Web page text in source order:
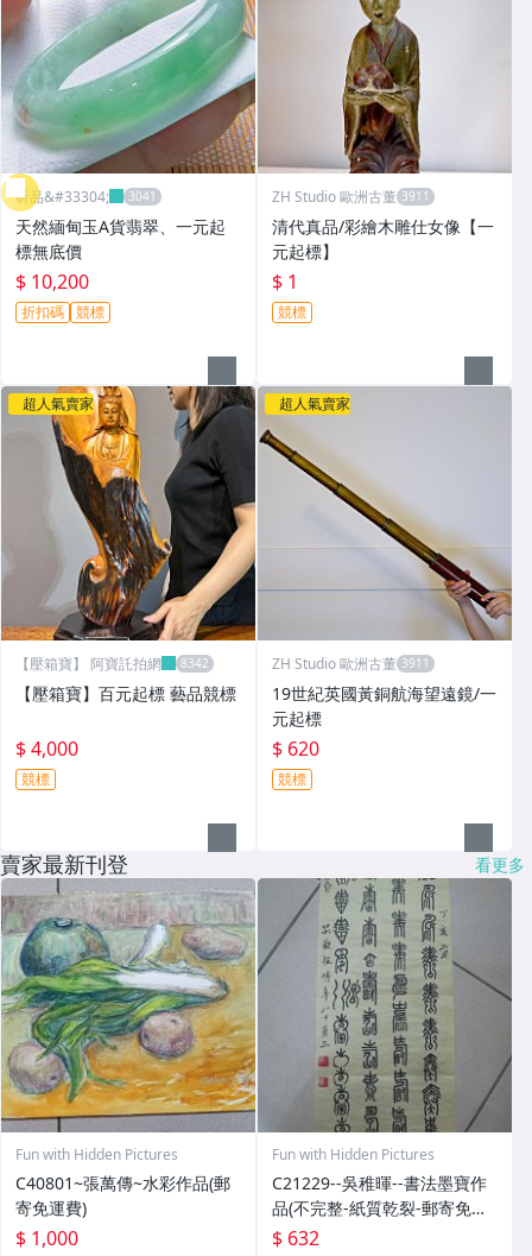
昕品&#33304;
天然緬甸玉A貨翡翠、一元起
標無底價
$ 10,200
折扣碼 競標
ZH Studio 歐洲古董
清代真品/彩繪木雕仕女像【一
元起標】
$ 1
競標
超人氣賣家
【壓箱寶】 阿寶託拍網
【壓箱寶】百元起標 藝品競標
$ 4,000
競標
超人氣賣家
ZH Studio 歐洲古董
19世紀英國黃銅航海望遠鏡/一
元起標
$ 620
競標
賣家最新刊登 看更多
Fun with Hidden Pictures
C40801~張萬傳~水彩作品(郵
寄免運費)
$ 1,000
Fun with Hidden Pictures
C21229--吳稚暉--書法墨寶作
品(不完整-紙質乾裂-郵寄免運
費)
$ 632